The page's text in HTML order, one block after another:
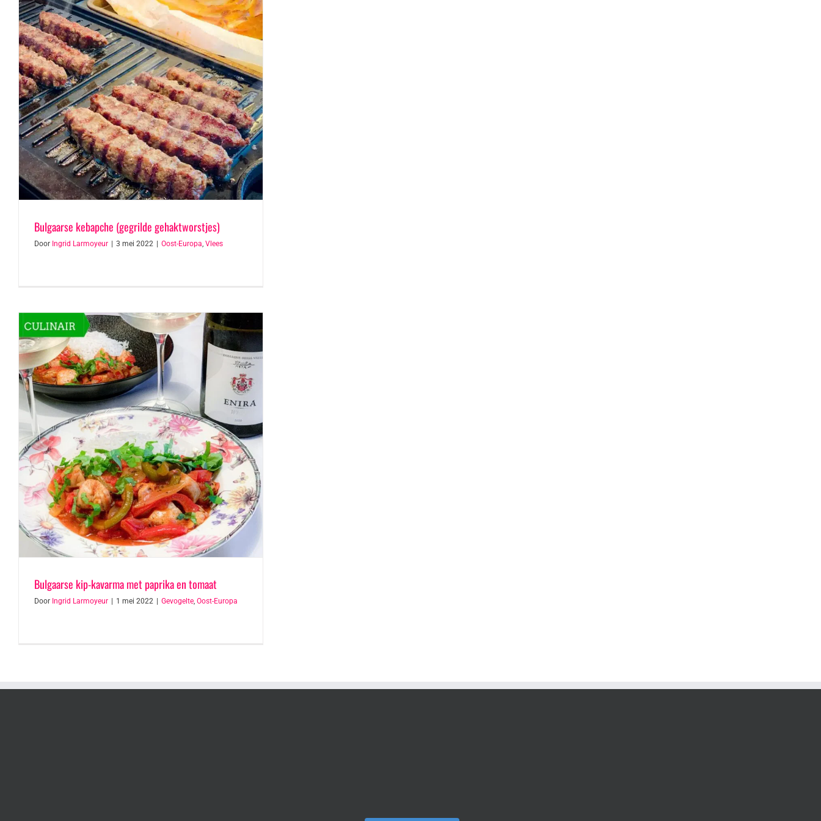
Bulgaarse kebapche (gegrilde gehaktworstjes)
Door Ingrid Larmoyeur 3 mei 2022 Oost-Europa, Vlees
Bulgaarse kip-kavarma met paprika en tomaat
Door Ingrid Larmoyeur | 1 mei 2022 | Gevogelte Oost-Europa